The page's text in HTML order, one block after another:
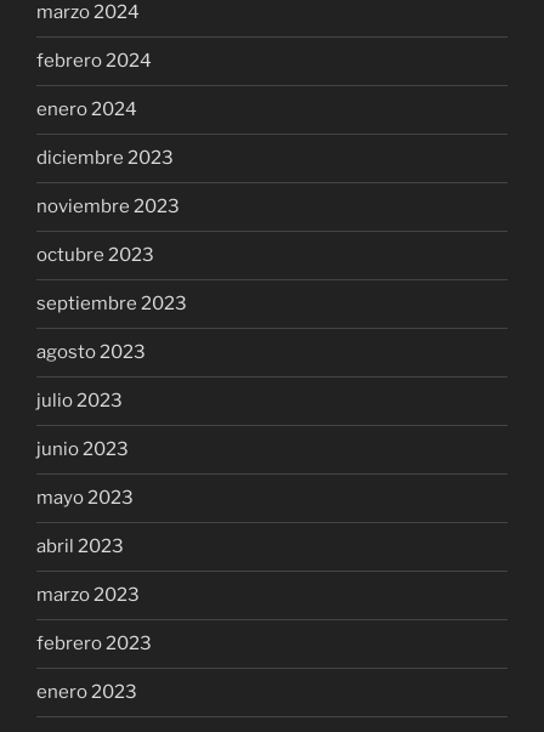
marzo 2024
febrero 2024
enero 2024
diciembre 2023
noviembre 2023
octubre 2023
septiembre 2023
agosto 2023
julio 2023
junio 2023
mayo 2023
abril 2023
marzo 2023
febrero 2023
enero 2023